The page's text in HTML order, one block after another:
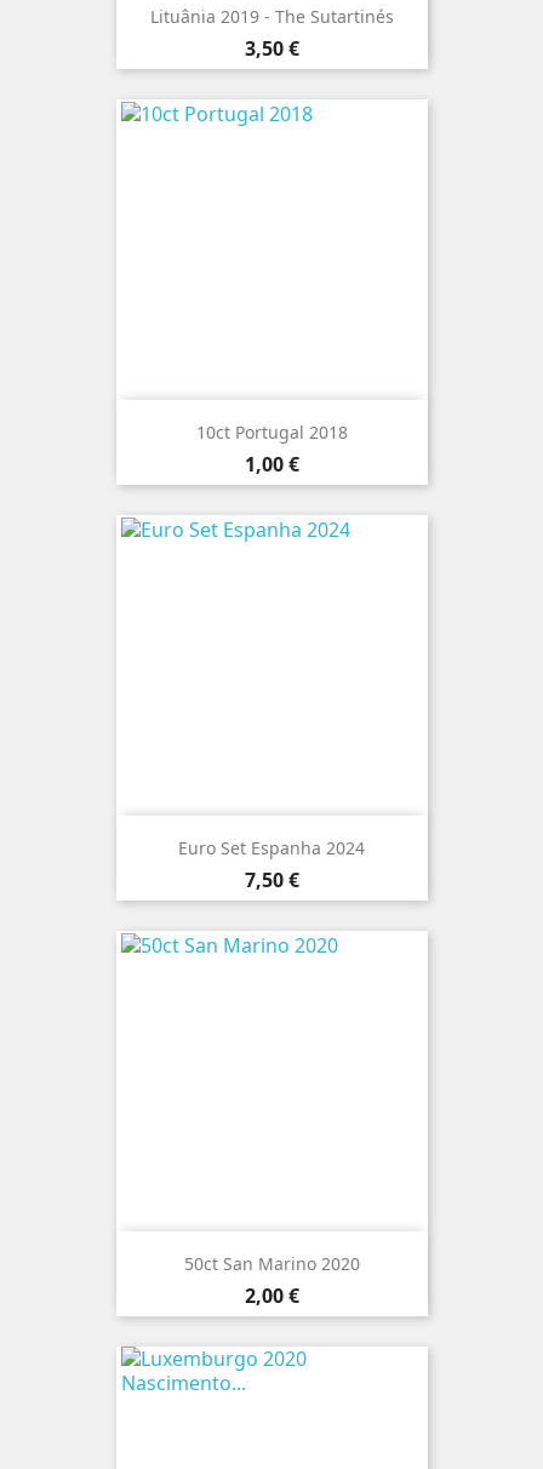
Lituânia 2019 - The Sutartinés
Preço
3,50 €
10ct Portugal 2018
Preço
1,00 €
Euro Set Espanha 2024
Preço
7,50 €
50ct San Marino 2020
Preço
2,00 €